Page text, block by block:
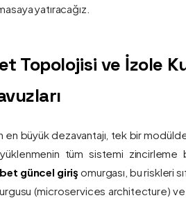
yatıracağız.
Topolojisi ve İzole
en büyük dezavantajı, tek bir
yüklenmenin tüm sistemi zincirleme
güncel giriş omurgası, bu riskleri
(microservices architecture)